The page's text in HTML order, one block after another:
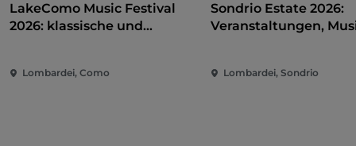
LakeComo Music Festival
2026: klassische und
am Comer See
Lombardei, Como
Sondrio Estate 2026:
Veranstaltungen,
Lombardei, Sondrio